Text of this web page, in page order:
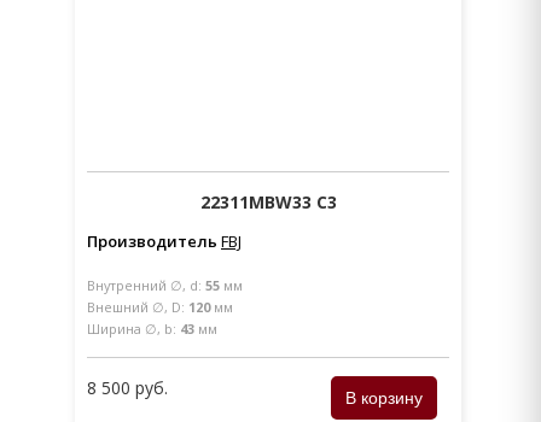
22311MBW33 C3
Производитель FBJ
Внутренний ∅, d: 55 мм
Внешний ∅, D: 120мм
Ширина ∅, b: 43 мм
8 500 руб.